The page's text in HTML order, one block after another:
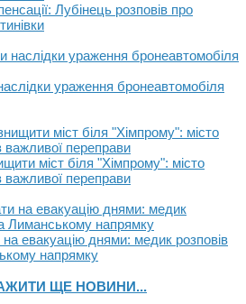
Лубінець розповів про
ураження бронеавтомобіля
міст біля "Хімпрому": місто
переправи
евакуацію днями: медик розповів
напрямку
ЩЕ НОВИНИ...